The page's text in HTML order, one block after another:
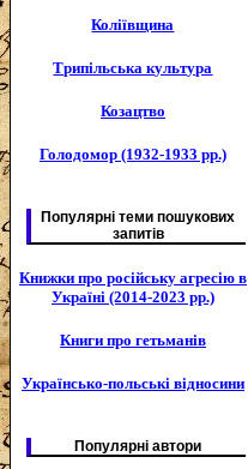
Коліївщина
Трипільська культура
Козацтво
Голодомор (1932-1933 рр.)
Популярні теми пошукових
запитів
Книжки про російську агресію в
Україні (2014-2023 рр.)
Книги про гетьманів
Українсько-польські відносини
Популярні автори